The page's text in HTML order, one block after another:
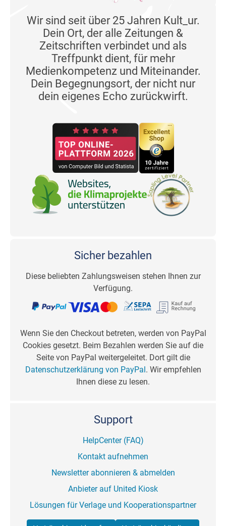
Wir sind seit über 25 Jahren Kult_ur.
Dein Ort, der alle Zeitungen &
Zeitschriften verbindet und als
Treffpunkt dient, für mehr
Medienkompetenz und Miteinander.
Dein Begegnungsort, der nicht nur
dein eigenes Echo zurückwirft.
Sicher bezahlen
Diese beliebten Zahlungsweisen stehen Ihnen zur
Verfügung.
Wenn Sie den Checkout betreten, werden von PayPal
Cookies gesetzt. Beim Bezahlen werden Sie auf die
Seite von PayPal weitergeleitet. Dort gilt die
Datenschutzerklärung von PayPal. Wir empfehlen
Ihnen diese zu lesen.
Support
HelpCenter (FAQ)
Kontakt aufnehmen
Newsletter abonnieren & abmelden
Anbieter auf United Kiosk
Lösungen für Verlage und Kooperationspartner